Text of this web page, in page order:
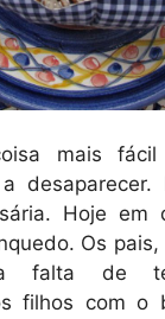
mais
Hoje em
Os
falta de
filhos com o